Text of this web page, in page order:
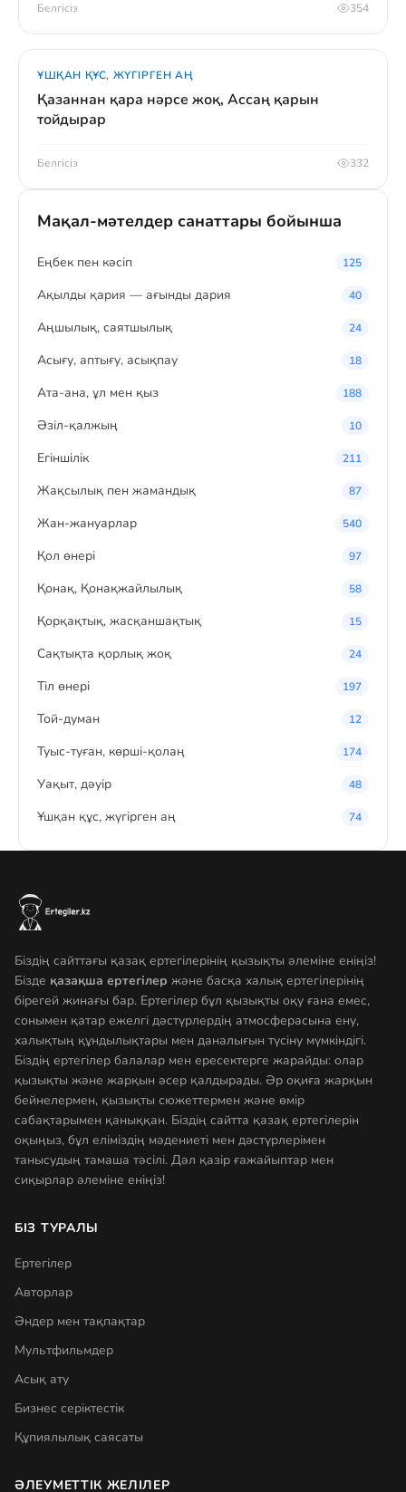
Белгісіз 354
ҰШҚАН ҚҰС, ЖҮГІРГЕН АҢ
Қазаннан қара нәрсе жоқ, Ассаң қарын
тойдырар
Белгісіз 332
Мақал-мәтелдер санаттары бойынша
Eңбек пен кәсіп 125
Ақылды қария — ағынды дария 40
Аңшылық, саятшылық 24
Асығу, аптығу, асықпау 18
Ата-ана, ұл мен қыз 188
Әзіл-қалжың 10
Егіншілік 211
Жақсылық пен жамандық 87
Жан-жануарлар 540
Қол өнері 97
Қонақ, Қонақжайлылық 58
Қорқақтық, жасқаншақтық 15
Сақтықта қорлық жоқ 24
Тіл өнері 197
Той-думан 12
Туыс-туған, көрші-қолаң 174
Уақыт, дәуір 48
Ұшқан құс, жүгірген аң 74
Біздің сайттағы қазақ ертегілерінің қызықты әлеміне еніңіз!
Бізде қазақша ертегілер және басқа халық ертегілерінің
бірегей жинағы бар. Ертегілер бұл қызықты оқу ғана емес,
сонымен қатар ежелгі дәстүрлердің атмосферасына ену,
халықтың құндылықтары мен даналығын түсіну мүмкіндігі.
Біздің ертегілер балалар мен ересектерге жарайды: олар
қызықты және жарқын әсер қалдырады. Әр оқиға жарқын
бейнелермен, қызықты сюжеттермен және өмір
сабақтарымен қаныққан. Біздің сайтта қазақ ертегілерін
оқыңыз, бұл еліміздің мәдениеті мен дәстүрлерімен
танысудың тамаша тәсілі. Дәл қазір ғажайыптар мен
сиқырлар әлеміне еніңіз!
БІЗ ТУРАЛЫ
Ертегілер
Авторлар
Әндер мен тақпақтар
Мультфильмдер
Асық ату
Бизнес серіктестік
Құпиялылық саясаты
ӘЛЕУМЕТТІК ЖЕЛІЛЕР